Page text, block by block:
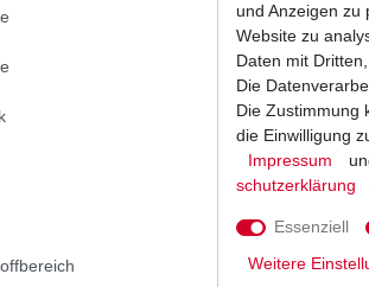
Bremsbeläge
und Anzeigen
Website zu
Daten mit
Die
Die Zustimmung
die Einwilligung
Impressum
schutz­erklärung
Essenziell
Weitere